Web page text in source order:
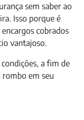
sem saber ao
Isso porque é
cobrados
vantajoso.
a fim de
rombo em seu